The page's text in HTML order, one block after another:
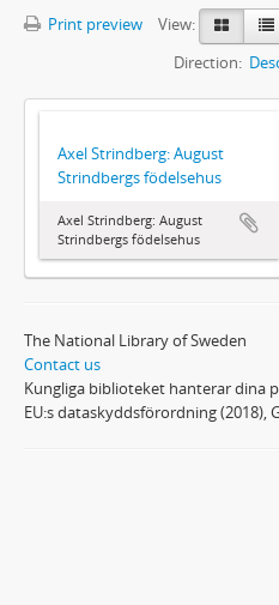
Print preview
View:
Direction:
Axel Strindberg: August
Strindbergs födelsehus
Axel Strindberg: August
Strindbergs födelsehus
The National Library of Sweden
Contact us
Kungliga biblioteket hanterar dina
EU:s dataskyddsförordning (2018),